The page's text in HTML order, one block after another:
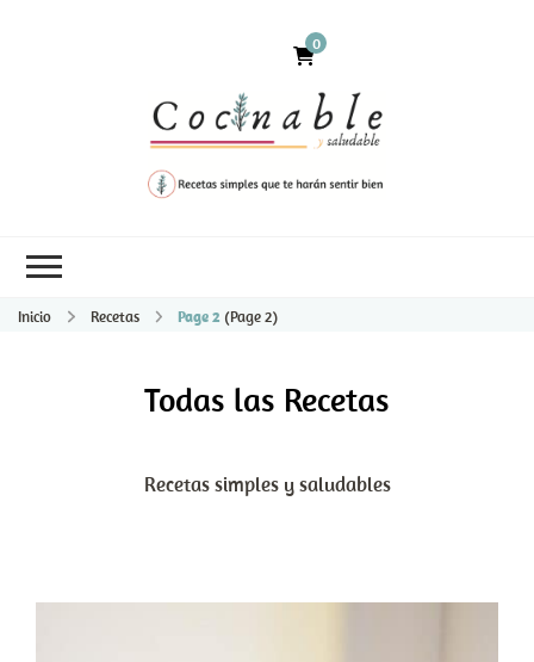
0
Inicio Recetas Page 2 (Page 2)
Todas las Recetas
Recetas simples y saludables